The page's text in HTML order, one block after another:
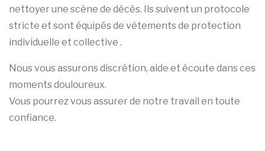
nettoyer une scène de décès. Ils suivent un protocole
stricte et sont équipés de vêtements de protection
individuelle et collective .
Nous vous assurons discrétion, aide et écoute dans ces
moments douloureux.
Vous pourrez vous assurer de notre travail en toute
confiance.